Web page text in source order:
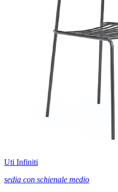
Uti Infiniti
sedia con schienale medio